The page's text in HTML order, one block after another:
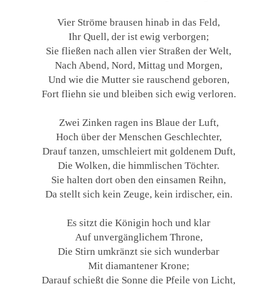
Vier Ströme brausen hinab in das Feld,
Ihr Quell, der ist ewig verborgen;
Sie fließen nach allen vier Straßen der Welt,
Nach Abend, Nord, Mittag und Morgen,
Und wie die Mutter sie rauschend geboren,
Fort fliehn sie und bleiben sich ewig verloren.
Zwei Zinken ragen ins Blaue der Luft,
Hoch über der Menschen Geschlechter,
Drauf tanzen, umschleiert mit goldenem Duft,
Die Wolken, die himmlischen Töchter.
Sie halten dort oben den einsamen Reihn,
Da stellt sich kein Zeuge, kein irdischer, ein.
Es sitzt die Königin hoch und klar
Auf unvergänglichem Throne,
Die Stirn umkränzt sie sich wunderbar
Mit diamantener Krone;
Darauf schießt die Sonne die Pfeile von Licht,